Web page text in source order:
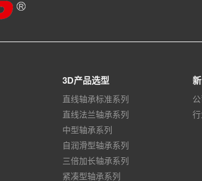
3D产品选型
直线轴承标准系列
直线法兰轴承系列
中型轴承系列
自润滑型轴承系列
三倍加长轴承系列
紧凑型轴承系列